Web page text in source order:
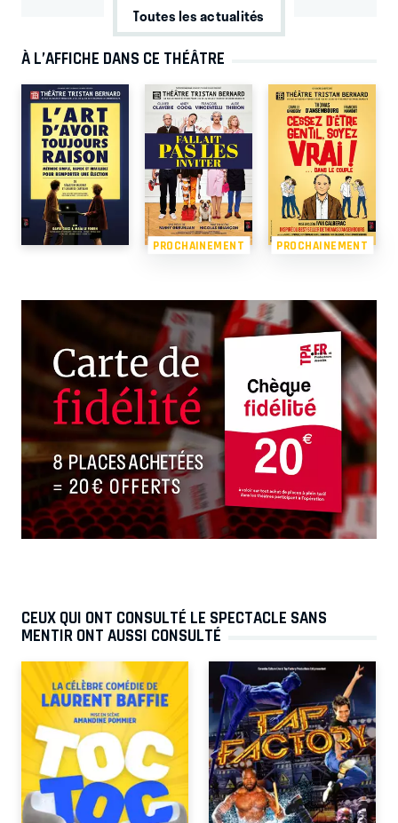
Toutes les actualités
À L’AFFICHE DANS CE THÉÂTRE
PROCHAINEMENT PROCHAINEMENT
CEUX QUI ONT CONSULTÉ LE SPECTACLE SANS
MENTIR ONT AUSSI CONSULTÉ